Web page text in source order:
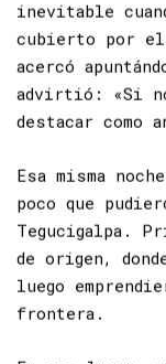
hermana para
inevitable
cubierto por el
acercó
advirtió: «Si
Esa misma
poco que
Tegucigalpa.
de origen,
luego